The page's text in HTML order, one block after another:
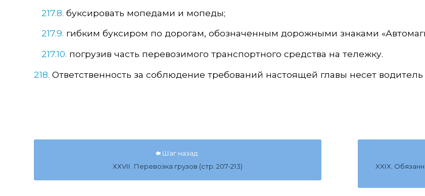
217.8. буксировать мопедами и мопеды;
217.9. гибким буксиром по дорогам, обозначенным дорожными знаками
217.10. погрузив часть перевозимого транспортного средства на тележку.
218. Ответственность за соблюдение требований настоящей главы несет
Шаг назад
ХХVII. Перевозка грузов (стр. 207-213)
XXIX.